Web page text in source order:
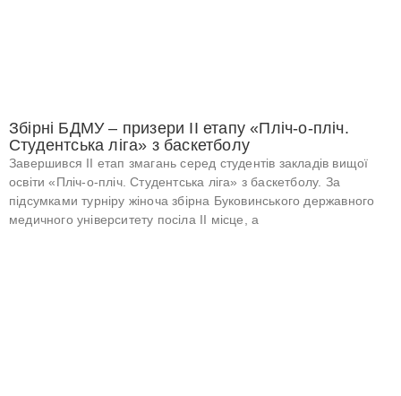
Збірні БДМУ – призери ІІ етапу «Пліч-о-пліч.
Студентська ліга» з баскетболу
Завершився ІІ етап змагань серед студентів закладів вищої
освіти «Пліч-о-пліч. Студентська ліга» з баскетболу. За
підсумками турніру жіноча збірна Буковинського державного
медичного університету посіла ІІ місце, а